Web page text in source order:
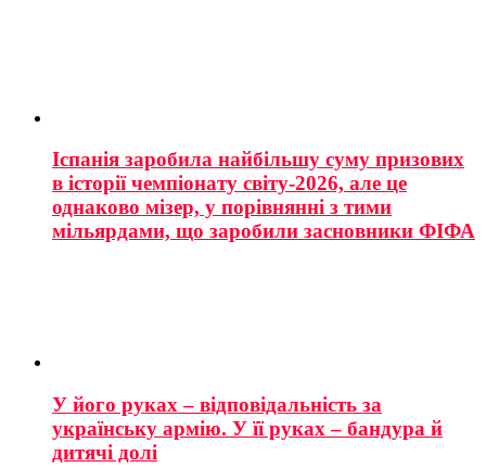
Іспанія заробила найбільшу суму призових
в історії чемпіонату світу-2026, але це
однаково мізер, у порівнянні з тими
мільярдами, що заробили засновники ФІФА
У його руках – відповідальність за
українську армію. У її руках – бандура й
дитячі долі